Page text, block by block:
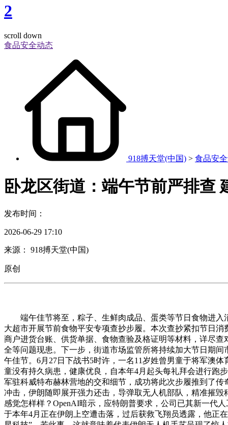
2
scroll down
食品安全动态
918搏天堂(中国) > 食品安
卧龙区街道：端午节前严排查
发布时间：
2026-06-29 17:10
来源： 918搏天堂(中国)
原创
端午佳节将至，粽子、生鲜肉成品、蛋类等节日食物进入
大超市开展节前食物平安专项查抄步履。本次查抄紧扣节日
商户进货台账、供货单据、食物查验及格证明等材料，详尽
全等问题现患。下一步，街道市场监管所将持续加大节日期
午佳节。6月27日下战书5时许，一名11岁姓曾男童于将军澳
童没有持久病患，健康优良，自本年4月起头每礼拜会进行跑
军驻科威特布赫林营地的交和细节，成功将此次步履推到了
冲击，伊朗随即展开强力还击，导弹取无人机部队，精准摧
感觉怎样样？OpenAI暗示，应特朗普要求，公司已其新一代
于本年4月正在伊朗上空遭击落，过后获救飞翔员透露，他正